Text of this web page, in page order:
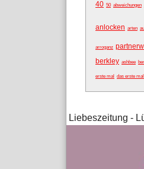
40 50 abweichungen
anlocken arten
arroganz
berkley ashbee
erste mal das erste mal
Liebeszeitung -